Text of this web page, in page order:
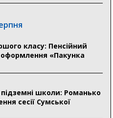
класу: Пенсійний
«Пакунка
школи: Романько
сесії Сумської